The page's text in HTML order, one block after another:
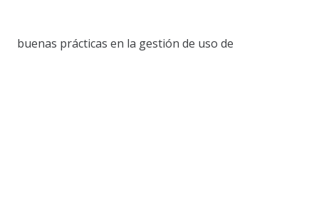
buenas prácticas en la gestión de uso de